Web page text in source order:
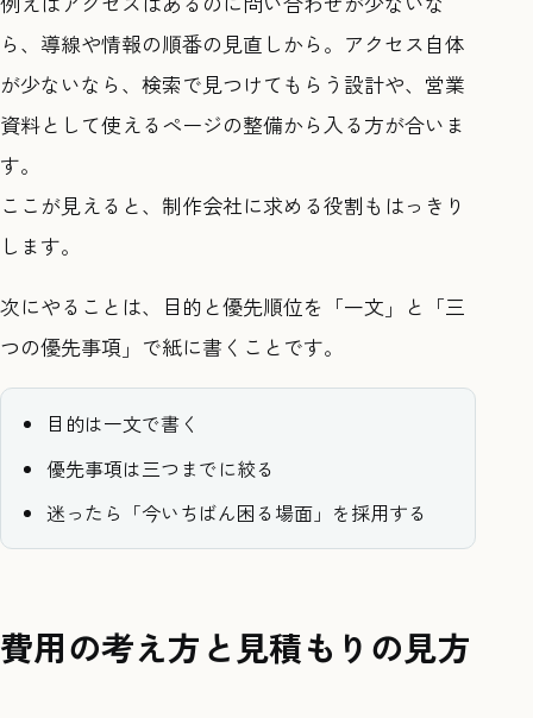
ら、導線や情報の順番の見直しから。アクセス自体
が少ないなら、検索で見つけてもらう設計や、営業
資料として使えるページの整備から入る方が合いま
す。
ここが見えると、制作会社に求める役割もはっきり
します。
次にやることは、目的と優先順位を「一文」と「三
つの優先事項」で紙に書くことです。
目的は一文で書く
優先事項は三つまでに絞る
迷ったら「今いちばん困る場面」を採用する
費用の考え方と見積もりの見方